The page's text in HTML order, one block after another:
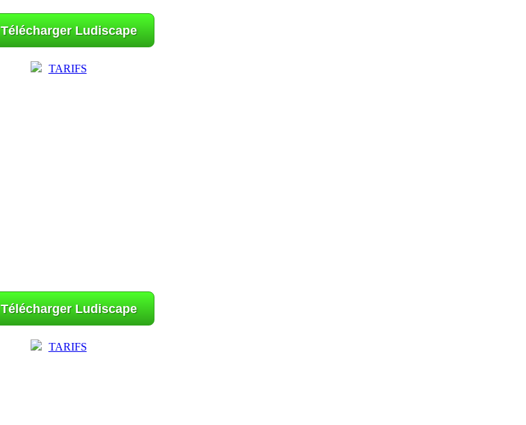
Télécharger Ludiscape
TARIFS
Télécharger Ludiscape
TARIFS